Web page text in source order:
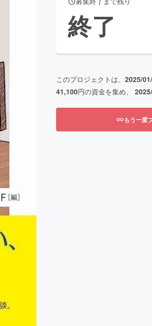
終了
このプロジェクトは、 2025/
41,100円の資金を集め、
もう一度